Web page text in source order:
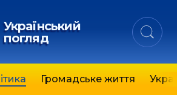
Український
погляд
Громадське життя